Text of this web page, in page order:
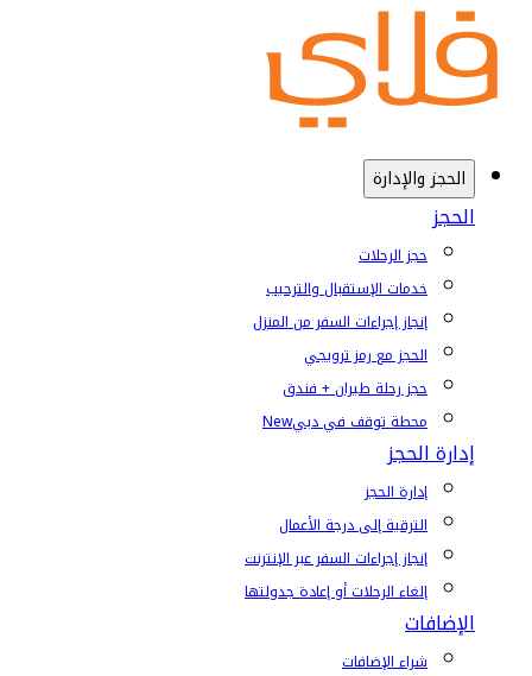
الحجز والإدارة
الحجز
حجز الرحلات
خدمات الإستقبال والترحيب
إنجاز إجراءات السفر من المنزل
الحجز مع رمز ترويجي
حجز رحلة طيران + فندق
محطة توقف في دبيNew
إدارة الحجز
إدارة الحجز
الترقية إلى درجة الأعمال
إنجاز إجراءات السفر عبر الإنترنت
إلغاء الرحلات أو إعادة جدولتها
الإضافات
شراء الإضافات